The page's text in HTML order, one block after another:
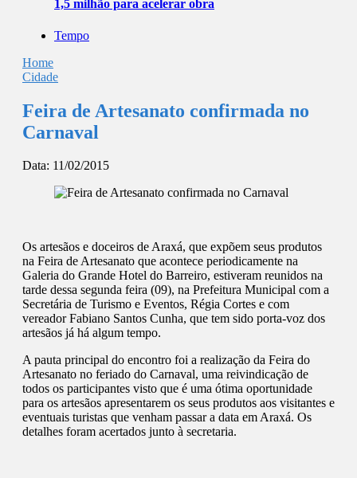
1,5 milhão para acelerar obra
Tempo
Home
Cidade
Feira de Artesanato confirmada no
Carnaval
Data: 11/02/2015
Os artesãos e doceiros de Araxá, que expõem seus produtos
na Feira de Artesanato que acontece periodicamente na
Galeria do Grande Hotel do Barreiro, estiveram reunidos na
tarde dessa segunda feira (09), na Prefeitura Municipal com a
Secretária de Turismo e Eventos, Régia Cortes e com
vereador Fabiano Santos Cunha, que tem sido porta-voz dos
artesãos já há algum tempo.
A pauta principal do encontro foi a realização da Feira do
Artesanato no feriado do Carnaval, uma reivindicação de
todos os participantes visto que é uma ótima oportunidade
para os artesãos apresentarem os seus produtos aos visitantes e
eventuais turistas que venham passar a data em Araxá. Os
detalhes foram acertados junto à secretaria.